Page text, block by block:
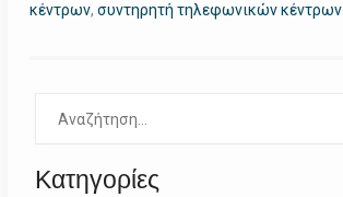
κέντρων, συντηρητή τηλεφωνικών κέντρων
για:
Κατηγορίες